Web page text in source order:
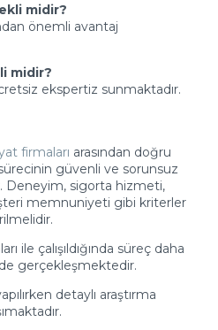
midir?
önemli avantaj
midir?
ekspertiz sunmaktadır.
firmaları arasından doğru
güvenli ve sorunsuz
Deneyim, sigorta hizmeti,
memnuniyeti gibi kriterler
ile çalışıldığında süreç daha
gerçekleşmektedir.
detaylı araştırma